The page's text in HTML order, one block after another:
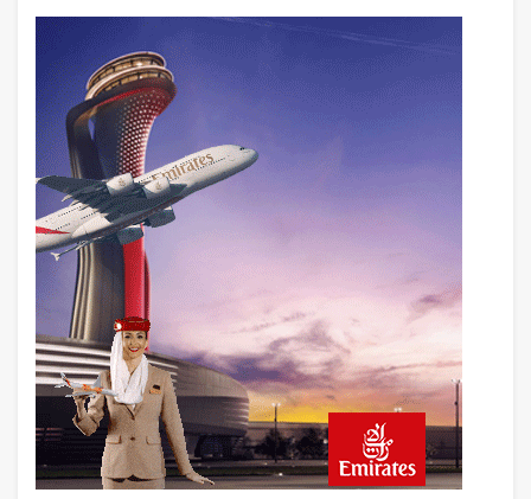
Fly Baghdad ABD yaptırım listesinden
çıkarıldı
13 saat önce
Elektrikli uçaklar Avrupa’da kısa rotalara
hazırlanıyor
13 saat önce
Trump’ı taşıyan Marine One, yolcu
uçağına fazla yaklaştı
14 saat önce
Emirates A380 yolcu rahatsızlanınca
İstanbul’a indi
15 saat önce